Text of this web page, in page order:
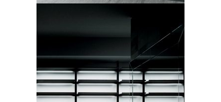
Boffi, sistema bagno
Programma Standard
LEGGI TUTTO